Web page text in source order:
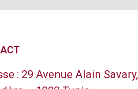
: 29 Avenue Alain Savary,